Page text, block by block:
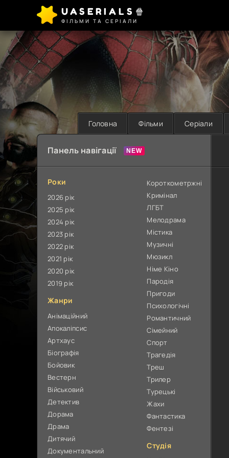
UASERIALS🍿
ФІЛЬМИ ТА СЕРІАЛИ
Головна Фільми Серіали
Панель навігації
Роки
2026 рік
2025 рік
2024 рік
2023 рік
2022 рік
2021 рік
2020 рік
2019 рік
Жанри
Анімаційний
Апокаліпсис
Артхаус
Біографія
Бойовик
Вестерн
Військовий
Детектив
Дорама
Драма
Дитячий
Документальний
Короткометржні
Кримінал
ЛГБТ
Мелодрама
Містика
Музичні
Мюзикл
Німе Кіно
Пародія
Пригоди
Психологічні
Романтичний
Сімейний
Спорт
Трагедія
Треш
Трилер
Турецькі
Жахи
Фантастика
Фентезі
Студія